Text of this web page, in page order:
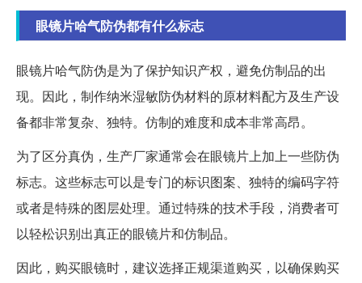
眼镜片哈气防伪都有什么标志
眼镜片哈气防伪是为了保护知识产权，避免仿制品的出
现。因此，制作纳米湿敏防伪材料的原材料配方及生产设
备都非常复杂、独特。仿制的难度和成本非常高昂。
为了区分真伪，生产厂家通常会在眼镜片上加上一些防伪
标志。这些标志可以是专门的标识图案、独特的编码字符
或者是特殊的图层处理。通过特殊的技术手段，消费者可
以轻松识别出真正的眼镜片和仿制品。
因此，购买眼镜时，建议选择正规渠道购买，以确保购买